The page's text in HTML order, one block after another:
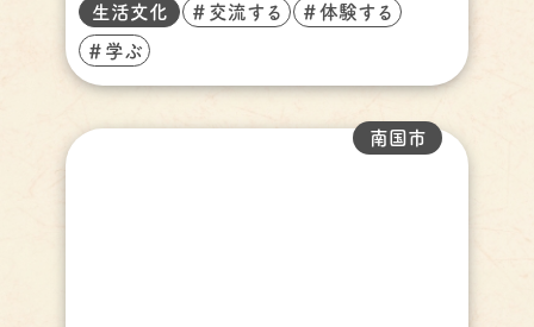
生活文化
＃交流する ＃体験する
＃学ぶ
南国市